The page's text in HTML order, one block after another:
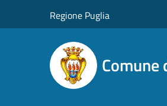
Regione Puglia
Comune